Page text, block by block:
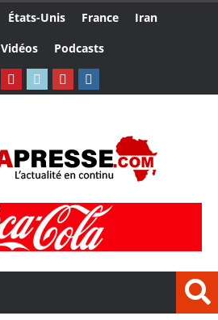
États-Unis France
Iran
Vidéos Podcasts